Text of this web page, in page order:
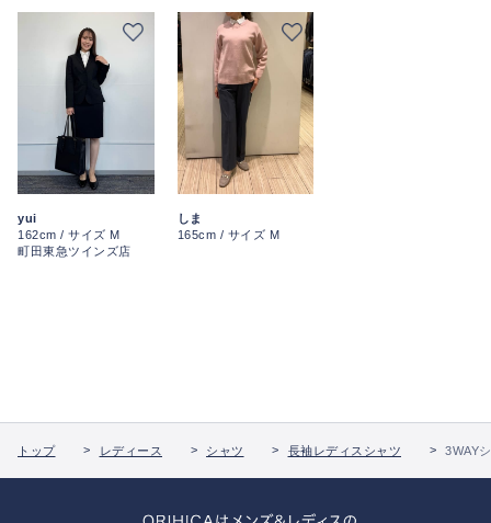
yui
162cm / サイズ M
町田東急ツインズ店
しま
165cm / サイズ M
トップ レディース シャツ 長袖レディスシャツ 3WAY